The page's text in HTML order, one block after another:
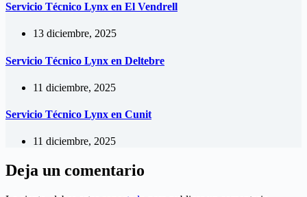
Servicio Técnico Lynx en El Vendrell
13 diciembre, 2025
Servicio Técnico Lynx en Deltebre
11 diciembre, 2025
Servicio Técnico Lynx en Cunit
11 diciembre, 2025
Deja un comentario